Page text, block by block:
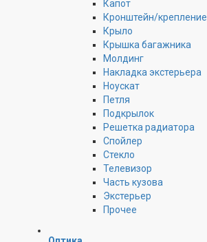
Капот
Кронштейн/крепление
Крыло
Крышка багажника
Молдинг
Накладка экстерьера
Ноускат
Петля
Подкрылок
Решетка радиатора
Спойлер
Стекло
Телевизор
Часть кузова
Экстерьер
Прочее